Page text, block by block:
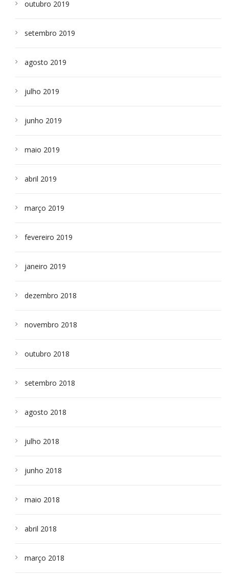
outubro 2019
setembro 2019
agosto 2019
julho 2019
junho 2019
maio 2019
abril 2019
março 2019
fevereiro 2019
janeiro 2019
dezembro 2018
novembro 2018
outubro 2018
setembro 2018
agosto 2018
julho 2018
junho 2018
maio 2018
abril 2018
março 2018